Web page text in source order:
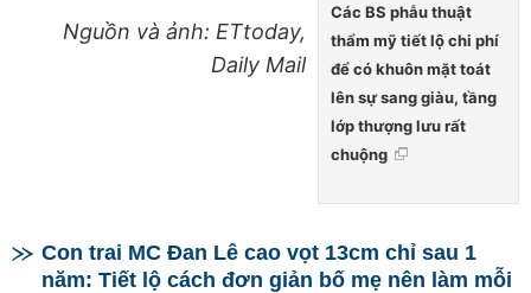
Các BS phẫu thuật
thẩm mỹ tiết lộ chi phí
để có khuôn mặt toát
lên sự sang giàu, tầng
lớp thượng lưu rất
chuộng
Nguồn và ảnh: ETtoday,
Daily Mail
Con trai MC Đan Lê cao vọt 13cm chỉ sau 1
năm: Tiết lộ cách đơn giản bố mẹ nên làm mỗi